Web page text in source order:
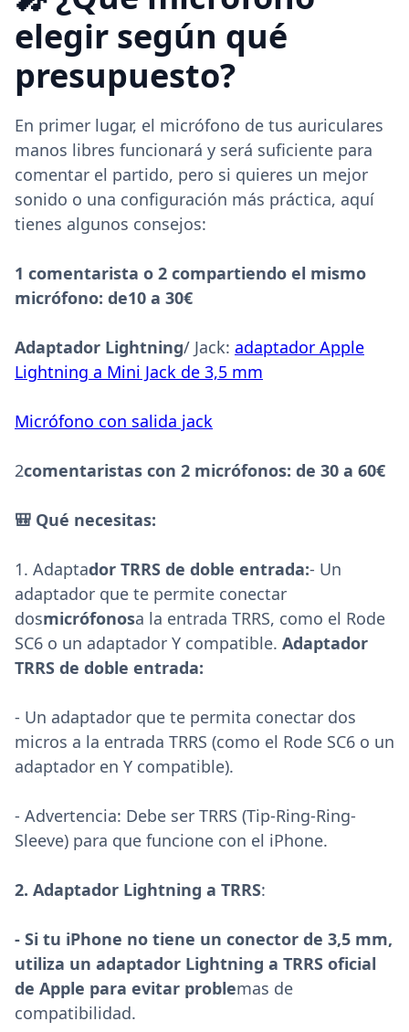
elegir según qué
presupuesto?
En primer lugar, el micrófono de tus auriculares
manos libres funcionará y será suficiente para
comentar el partido, pero si quieres un mejor
sonido o una configuración más práctica, aquí
tienes algunos consejos:
‍1 comentarista o 2 compartiendo el mismo
micrófono: de10 a 30€
‍Adaptador Lightning/ Jack: adaptador Apple
Lightning a Mini Jack de 3,5 mm
Micrófono con salida jack
2comentaristas con 2 micrófonos: de 30 a 60€
🎒 Qué necesitas:
1. Adaptador TRRS de doble entrada:- Un
adaptador que te permite conectar
dosmicrófonosa la entrada TRRS, como el Rode
SC6 o un adaptador Y compatible. Adaptador
TRRS de doble entrada:
- Un adaptador que te permita conectar dos
micros a la entrada TRRS (como el Rode SC6 o un
adaptador en Y compatible).
- Advertencia: Debe ser TRRS (Tip-Ring-Ring-
Sleeve) para que funcione con el iPhone.
2. Adaptador Lightning a TRRS:
- Si tu iPhone no tiene un conector de 3,5 mm,
utiliza un adaptador Lightning a TRRS oficial
de Apple para evitar problemas de
compatibilidad.